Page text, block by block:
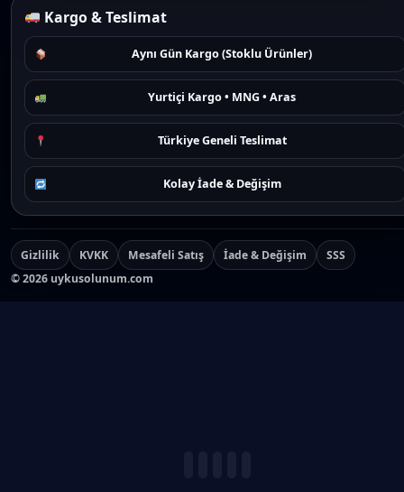
Kargo & Teslimat
Aynı Gün Kargo (Stoklu Ürünler)
Yurtiçi Kargo • MNG • Aras
Türkiye Geneli Teslimat
Kolay İade & Değişim
Gizlilik KVKK Mesafeli Satış İade & Değişim
SSS
©2026 uykusolunum.com